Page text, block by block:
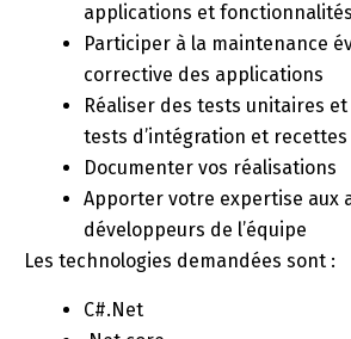
applications et fonctionnalités
Participer à la maintenance
corrective des applications
Réaliser des tests unitaires
tests d’intégration et recettes
Documenter vos réalisations
Apporter votre expertise aux
développeurs de l’équipe
Les technologies demandées sont :
C#.Net